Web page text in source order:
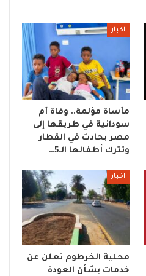
اخبار
مأساة مؤلمة.. وفاة أم
سودانية في طريقها إلى
مصر بحادث في القطار
وتترك أطفالها الـ5…
اخبار
محلية الخرطوم تعلن عن
خدمات بشأن العودة